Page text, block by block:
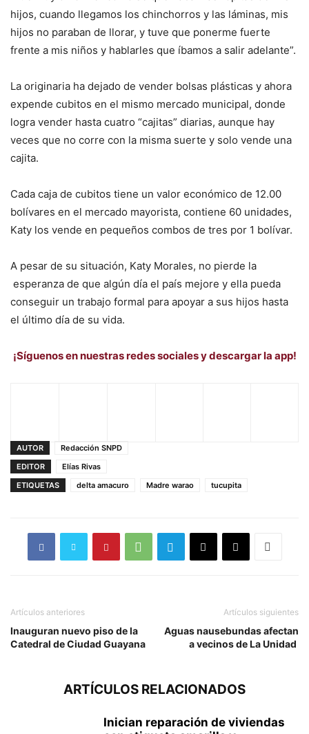
hijos, cuando llegamos los chinchorros y las láminas, mis
hijos no paraban de llorar, y tuve que ponerme fuerte
frente a mis niños y hablarles que íbamos a salir adelante”.
La originaria ha dejado de vender bolsas plásticas y ahora
expende cubitos en el mismo mercado municipal, donde
logra vender hasta cuatro “cajitas” diarias, aunque hay
veces que no corre con la misma suerte y solo vende una
cajita.
Cada caja de cubitos tiene un valor económico de 12.00
bolívares en el mercado mayorista, contiene 60 unidades,
Katy los vende en pequeños combos de tres por 1 bolívar.
A pesar de su situación, Katy Morales, no pierde la
esperanza de que algún día el país mejore y ella pueda
conseguir un trabajo formal para apoyar a sus hijos hasta
el último día de su vida.
¡Síguenos en nuestras redes sociales y descargar la app!
AUTOR
Redacción SNPD
EDITOR
Elías Rivas
ETIQUETAS
delta amacuro Madre warao tucupita
Artículos anteriores
Inauguran nuevo piso de la
Catedral de Ciudad Guayana
Artículos siguientes
Aguas nausebundas afectan
a vecinos de La Unidad
ARTÍCULOS RELACIONADOS
Inician reparación de viviendas